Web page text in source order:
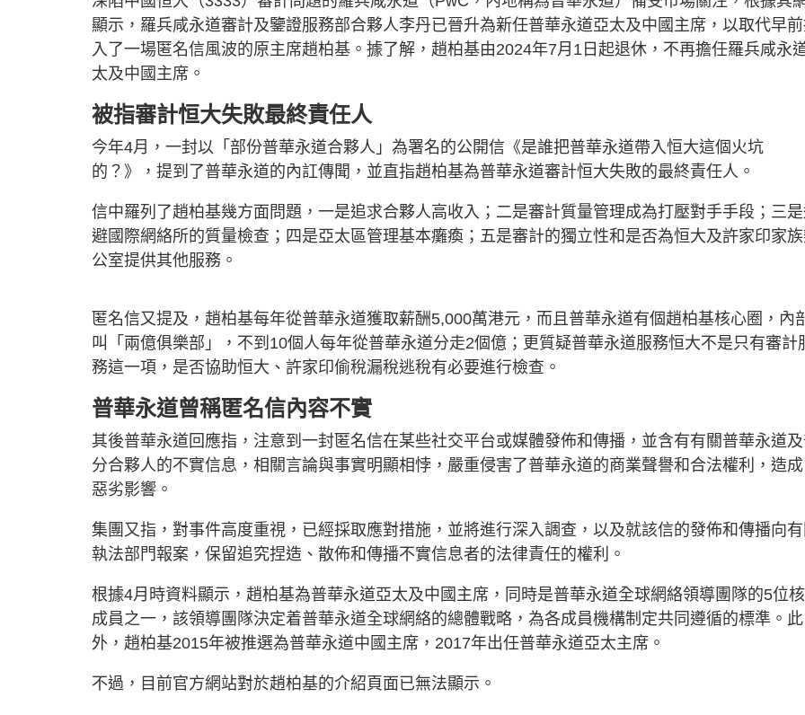
顯示，羅兵咸永道審計及鑒證服務部合夥人李丹已晉升為新任普華永道亞太及中國主席，以取代早
入了一場匿名信風波的原主席趙柏基。據了解，趙柏基由2024年7月1日起退休，不再擔任羅兵咸永
太及中國主席。
被指審計恒大失敗最終責任人
今年4月，一封以「部份普華永道合夥人」為署名的公開信《是誰把普華永道帶入恒大這個火坑
的？》，提到了普華永道的內訌傳聞，並直指趙柏基為普華永道審計恒大失敗的最終責任人。
信中羅列了趙柏基幾方面問題，一是追求合夥人高收入；二是審計質量管理成為打壓對手手段；三
避國際網絡所的質量檢查；四是亞太區管理基本癱瘓；五是審計的獨立性和是否為恒大及許家印家
公室提供其他服務。
匿名信又提及，趙柏基每年從普華永道獲取薪酬5,000萬港元，而且普華永道有個趙柏基核心圈，內
叫「兩億俱樂部」，不到10個人每年從普華永道分走2個億；更質疑普華永道服務恒大不是只有審計
務這一項，是否協助恒大、許家印偷稅漏稅逃稅有必要進行檢查。
普華永道曾稱匿名信內容不實
其後普華永道回應指，注意到一封匿名信在某些社交平台或媒體發佈和傳播，並含有有關普華永道
分合夥人的不實信息，相關言論與事實明顯相悖，嚴重侵害了普華永道的商業聲譽和合法權利，造
惡劣影響。
集團又指，對事件高度重視，已經採取應對措施，並將進行深入調查，以及就該信的發佈和傳播向
執法部門報案，保留追究捏造、散佈和傳播不實信息者的法律責任的權利。
根據4月時資料顯示，趙柏基為普華永道亞太及中國主席，同時是普華永道全球網絡領導團隊的5位
成員之一，該領導團隊決定着普華永道全球網絡的總體戰略，為各成員機構制定共同遵循的標準。此
外，趙柏基2015年被推選為普華永道中國主席，2017年出任普華永道亞太主席。
不過，目前官方網站對於趙柏基的介紹頁面已無法顯示。